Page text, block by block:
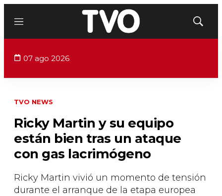
Menú
Mostrar
07 ago 2026
TVO NEWS
Ricky Martin y su equipo
están bien tras un ataque
con gas lacrimógeno
Ricky Martin vivió un momento de tensión
durante el arranque de la etapa europea